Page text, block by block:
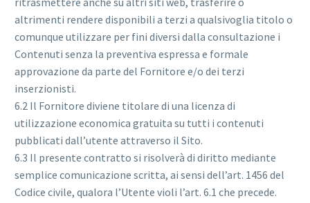
altrimenti rendere disponibili a terzi a qualsivoglia titolo o
comunque utilizzare per fini diversi dalla consultazione i
Contenuti senza la preventiva espressa e formale
approvazione da parte del Fornitore e/o dei terzi
inserzionisti.
6.2 Il Fornitore diviene titolare di una licenza di
utilizzazione economica gratuita su tutti i contenuti
pubblicati dall’utente attraverso il Sito.
6.3 Il presente contratto si risolverà di diritto mediante
semplice comunicazione scritta, ai sensi dell’art. 1456 del
Codice civile, qualora l’Utente violi l’art. 6.1 che precede.